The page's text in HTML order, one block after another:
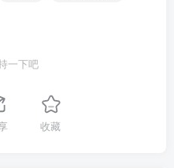
一下吧
收藏